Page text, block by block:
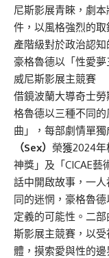
尼斯影展青睞，劇
件，以風格強烈的
產階級對於政治認知
豪格魯德以「性愛
威尼斯影展主競賽
借鏡波蘭大導奇士
格魯德以三種不同
曲」，每部劇情單
（Sex） 榮獲2024
神獎」及「CICAE
話中開啟故事，一
同的迷惘，豪格魯
定義的可能性。二部
斯影展主競賽，以
體，摸索愛與性的